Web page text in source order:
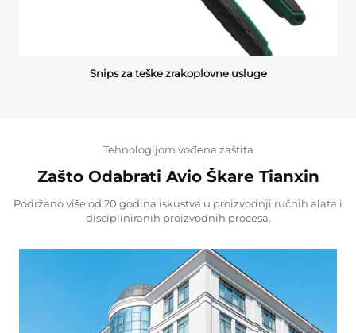
Snips za teške zrakoplovne usluge
Tehnologijom vođena zaštita
Zašto Odabrati Avio Škare Tianxin
Podržano više od 20 godina iskustva u proizvodnji ručnih alata i
discipliniranih proizvodnih procesa.